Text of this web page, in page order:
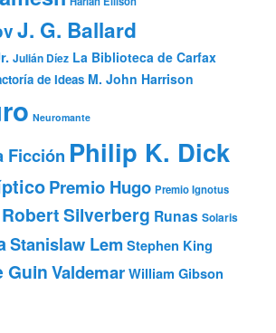
J. G. Ballard
Julián Díez La Biblioteca de Carfax
de Ideas M. John Harrison
Neuromante
Ficción Philip K. Dick
Premio Hugo Premio Ignotus
Robert Silverberg Runas Solaris
Stanislaw Lem Stephen King
GuinValdemarWilliam Gibson